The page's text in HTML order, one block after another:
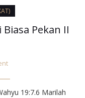
Pekan II
19:7.6 Marilah